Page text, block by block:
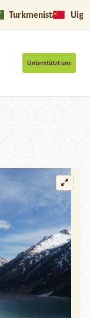
Turkmenistan
Unterstützt uns